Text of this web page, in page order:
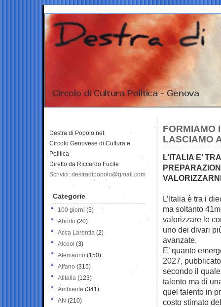
FORMIAMO
LASCIAMO
L’ITALIA E’
L’Italia è tra i
ma soltanto
valorizzare le
uno dei divari
avanzate.
E’ quanto
2027,
secondo il
talento ma di
quel talento in
costo stimato
Destra di Popolo.net
Circolo Genovese di Cultura e
Politica
Diretto da Riccardo Fucile
Scrivici: destradipopolo@gmail.com
Categorie
100 giorni (5)
Aborto (20)
Acca Larentia (2)
Alcool (3)
Alemanno (150)
Alfano (315)
Alitalia (123)
Ambiente (341)
AN (210)